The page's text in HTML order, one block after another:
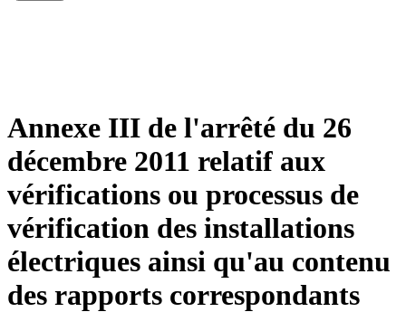
Annexe III de l'arrêté du 26
décembre 2011 relatif aux
vérifications ou processus de
vérification des installations
électriques ainsi qu'au contenu
des rapports correspondants